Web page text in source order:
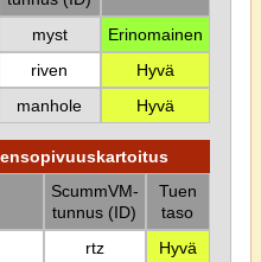
myst
Erinomainen
riven
Hyvä
manhole Hyvä
ScummVM-
tunnus (ID)
Tuen
taso
rtz
Hyvä